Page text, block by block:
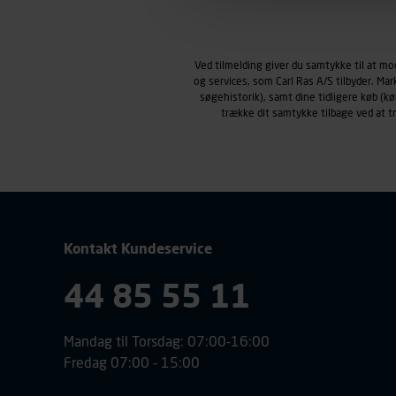
personoplysninger om
klikkes på, sider/indhold
smartphone mv.) samt de
Ved tilmelding giver du samtykke til at
og services, som Carl Ras A/S tilbyder.
søgehistorik), samt dine tidligere køb
trække dit samtykke tilbage ved at
Kontakt Kundeservice
44 85 55 11
Mandag til Torsdag: 07:00-16:00
Fredag 07:00 - 15:00